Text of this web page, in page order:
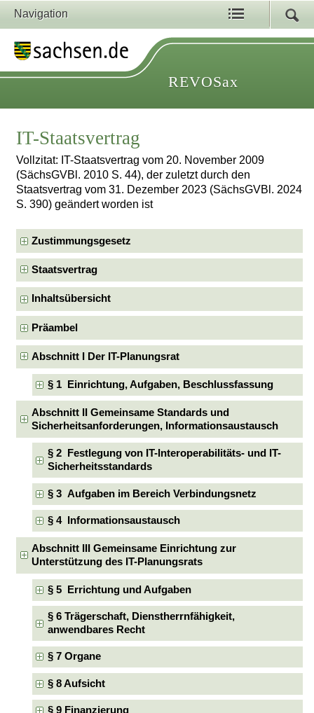
Navigation
REVOSax
IT-Staatsvertrag
Vollzitat: IT-Staatsvertrag vom 20. November 2009
(SächsGVBl. 2010 S. 44), der zuletzt durch den
Staatsvertrag vom 31. Dezember 2023 (SächsGVBl. 2024
S. 390) geändert worden ist
Zustimmungsgesetz
Staatsvertrag
Inhaltsübersicht
Präambel
Abschnitt I Der IT-Planungsrat
§ 1 Einrichtung, Aufgaben, Beschlussfassung
Abschnitt II Gemeinsame Standards und
Sicherheitsanforderungen, Informationsaustausch
§ 2 Festlegung von IT-Interoperabilitäts- und IT-
Sicherheitsstandards
§ 3 Aufgaben im Bereich Verbindungsnetz
§ 4 Informationsaustausch
Abschnitt III Gemeinsame Einrichtung zur
Unterstützung des IT-Planungsrats
§ 5 Errichtung und Aufgaben
§ 6 Trägerschaft, Dienstherrnfähigkeit,
anwendbares Recht
§ 7 Organe
§ 8 Aufsicht
§ 9 Finanzierung